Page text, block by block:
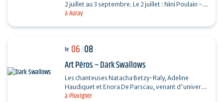
à Auray
2 juillet au 3 septembre. Le 2 juillet : Nini Poulain -
Chanson française et Taylor Trio - Soul…
à Pluvigner
le 06/08
Art Péros – Dark Swallows
Les chanteuses Natacha Betzy-Raly, Adeline
Haudiquet et Enora De Parscau, venant d'univers
musicaux très différents, composent ensemble un